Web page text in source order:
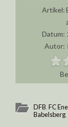
Artikel:
Datum:
Autor:
DFB,FC
Babelsberg,